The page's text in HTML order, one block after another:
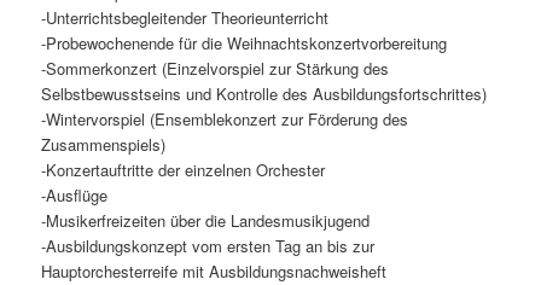
-Unterrichtsbegleitender Theorieunterricht
-Probewochenende für die Weihnachtskonzertvorbereitung
-Sommerkonzert (Einzelvorspiel zur Stärkung des
Selbstbewusstseins und Kontrolle des Ausbildungsfortschrittes)
-Wintervorspiel (Ensemblekonzert zur Förderung des
Zusammenspiels)
-Konzertauftritte der einzelnen Orchester
-Ausflüge
-Musikerfreizeiten über die Landesmusikjugend
-Ausbildungskonzept vom ersten Tag an bis zur
Hauptorchesterreife mit Ausbildungsnachweisheft